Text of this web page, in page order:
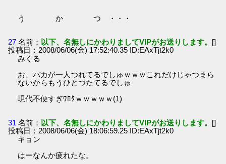
う か つ ・・・
27 名前： 以下、名無しにかわりましてVIPがお送りします。 []
投稿日：2008/06/06(金) 17:52:40.35 ID:EAxTjt2k0
みくる
お、バカが一人つれてるでしゅｗｗｗこれだけじゃつまら
ないからもうひとつたてるでしゅ
現代不便すぎﾜﾛﾀｗｗｗｗｗ(1)
31 名前： 以下、名無しにかわりましてVIPがお送りします。 []
投稿日：2008/06/06(金) 18:06:59.25 ID:EAxTjt2k0
キョン
はーなんか疲れたな。